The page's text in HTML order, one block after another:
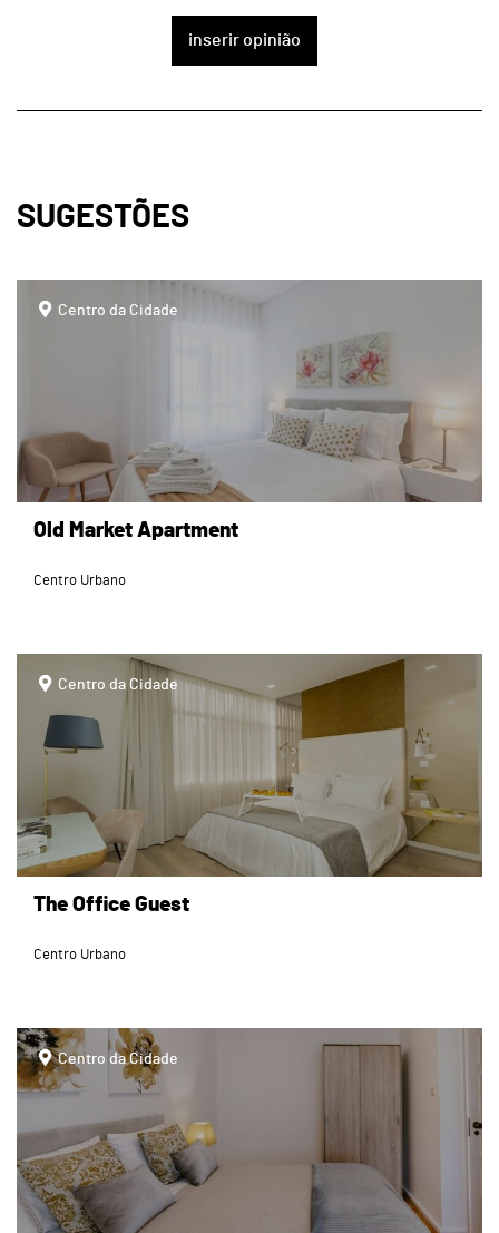
inserir opinião
SUGESTÕES
Centro da Cidade
Old Market Apartment
Centro Urbano
Centro da Cidade
The Office Guest
Centro Urbano
page
Centro da Cidade